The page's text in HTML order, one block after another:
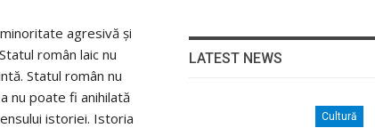
agresivă și
român laic nu
Statul român nu
nu poate fi anihilată
istoriei. Istoria
LATEST NEWS
Cultură